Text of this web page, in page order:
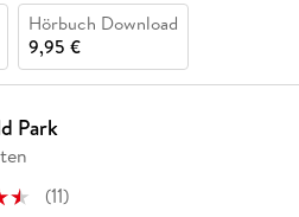
Hörbuch Download
9,95 €
Park
(11)